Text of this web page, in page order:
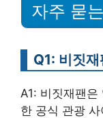
자주 묻
Q1: 비짓
A1: 비짓재팬
한 공식 관광